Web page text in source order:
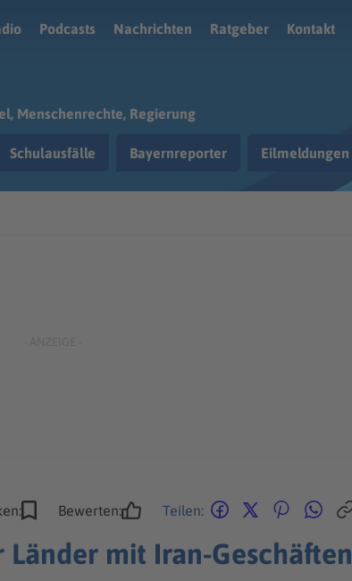
Podcasts Nachrichten Ratgeber Kontakt
Menschenrechte, Regierung
Schulausfälle Bayernreporter Eilmeldungen
Bewerten: Teilen:
mit Iran-Geschäften